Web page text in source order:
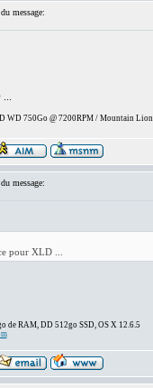
message:
...
WD 750Go @ 7200RPM / Mountain Lion
message:
pour XLD ...
de RAM, DD 512go SSD, OS X 12.6.5